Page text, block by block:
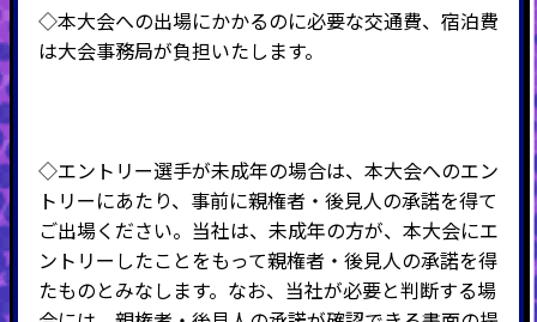
◇本大会への出場にかかるのに必要な交通費、宿泊費
は大会事務局が負担いたします。
◇エントリー選手が未成年の場合は、本大会へのエン
トリーにあたり、事前に親権者・後見人の承諾を得て
ご出場ください。当社は、未成年の方が、本大会にエ
ントリーしたことをもって親権者・後見人の承諾を得
たものとみなします。なお、当社が必要と判断する場